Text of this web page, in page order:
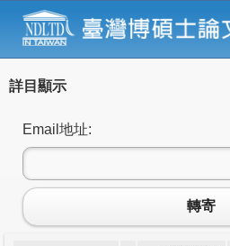
詳目顯示
Email地址:
轉寄